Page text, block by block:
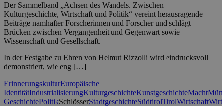
Der Sammelband „Achsen des Wandels. Zwischen
Kulturgeschichte, Wirtschaft und Politik“ vereint herausragende
Beiträge namhafter Forscherinnen und Forscher und schlägt
Brücken zwischen Vergangenheit und Gegenwart sowie
Wissenschaft und Gesellschaft.
In der Festgabe zu Ehren von Helmut Rizzolli wird eindrucksvoll
demonstriert, wie eng […]
ErinnerungskulturEuropäische
IdentitätIndustrialisierungKulturgeschichteKunstgeschichteMacht
GeschichtePolitikSchlösserStadtgeschichteSüdtirolTirolWirtschaft